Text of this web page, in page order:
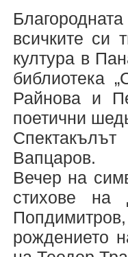
всичките си
култура в
библиотека
Райнова и
поетични
Вапцаров.
Вечер на
стихове на
рождението